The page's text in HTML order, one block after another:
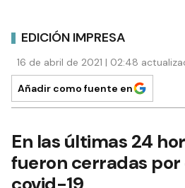
EDICIÓN IMPRESA
16 de abril de 2021 | 02:48
Añadir como fuente en
En las últimas 24
fueron cerradas por